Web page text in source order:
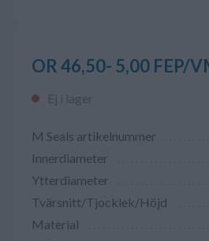
OR 46,50- 5,00 FEP/
Ej i lager
M Seals artikelnummer
Innerdiameter
Ytterdiameter
Tvärsnitt/Tjocklek/Höjd
Material